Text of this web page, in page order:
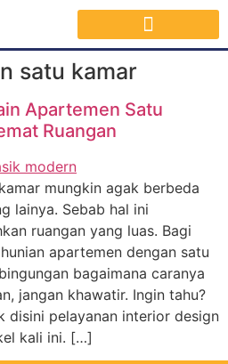
satu kamar
Apartemen Satu
Ruangan
mungkin agak berbeda
lainya. Sebab hal ini
ruangan yang luas. Bagi
apartemen dengan satu
bagaimana caranya
jangan khawatir. Ingin tahu?
disini pelayanan interior design
kali ini. […]